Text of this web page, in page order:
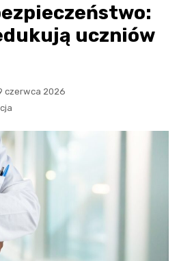
uczniów
czerwca 2026